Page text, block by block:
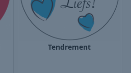
Tendrement